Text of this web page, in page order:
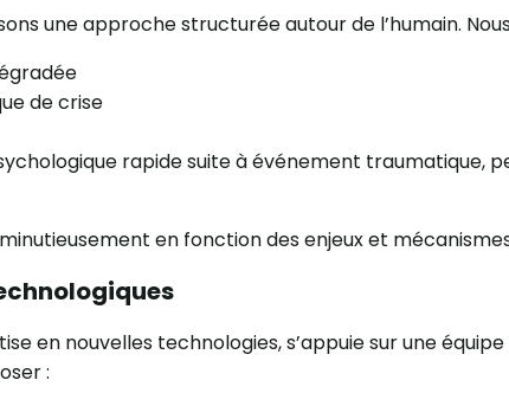
une approche structurée autour de l’humain.
de crise
rapide suite à événement traumatique,
en fonction des enjeux et
en nouvelles technologies, s’appuie sur une
: